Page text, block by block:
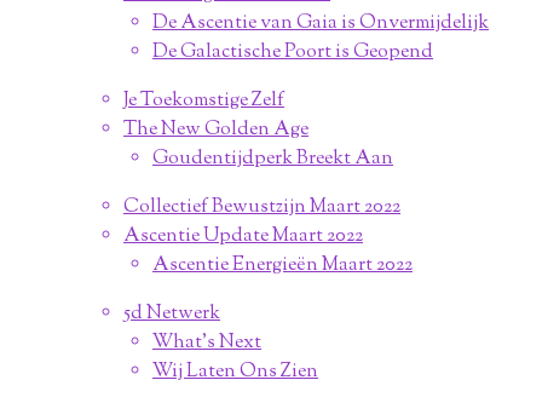
De Ascentie van Gaia is Onvermijdelijk
De Galactische Poort is Geopend
Je Toekomstige Zelf
The New Golden Age
Goudentijdperk Breekt Aan
Collectief Bewustzijn Maart 2022
Ascentie Update Maart 2022
Ascentie Energieën Maart 2022
5d Netwerk
What's Next
Wij Laten Ons Zien